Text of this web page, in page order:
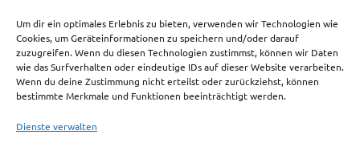
Um dir ein optimales Erlebnis zu bieten, verwenden wir Technologien wie
Cookies, um Geräteinformationen zu speichern und/oder darauf
zuzugreifen. Wenn du diesen Technologien zustimmst, können wir Daten
wie das Surfverhalten oder eindeutige IDs auf dieser Website verarbeiten.
Wenn du deine Zustimmung nicht erteilst oder zurückziehst, können
bestimmte Merkmale und Funktionen beeinträchtigt werden.
Dienste verwalten
NEWSLETTERANMELDUNG